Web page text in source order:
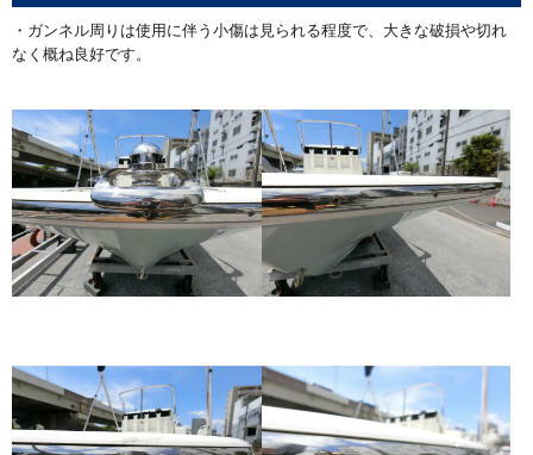
・ガンネル周りは使用に伴う小傷は見られる程度で、大きな破損や切れ
なく概ね良好です。